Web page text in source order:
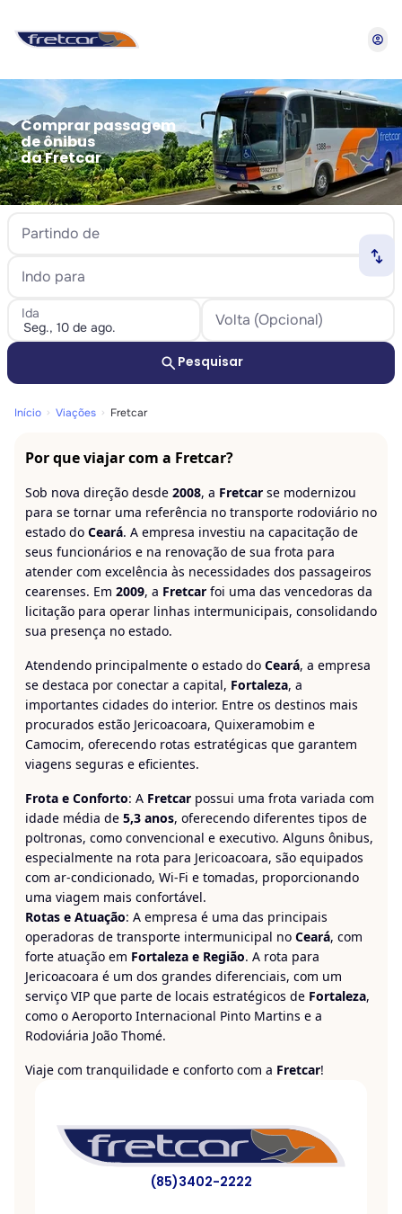
account_circle
Comprar passagem
de ônibus
da Fretcar
Partindo de
Indo para
swap_horiz
Ida Volta (Opcional)
search Pesquisar
Início Viações Fretcar
Por que viajar com a Fretcar?
Sob nova direção desde 2008, a Fretcar se modernizou
para se tornar uma referência no transporte rodoviário no
estado do Ceará. A empresa investiu na capacitação de
seus funcionários e na renovação de sua frota para
atender com excelência às necessidades dos passageiros
cearenses. Em 2009, a Fretcar foi uma das vencedoras da
licitação para operar linhas intermunicipais, consolidando
sua presença no estado.
Atendendo principalmente o estado do Ceará, a empresa
se destaca por conectar a capital, Fortaleza, a
importantes cidades do interior. Entre os destinos mais
procurados estão Jericoacoara, Quixeramobim e
Camocim, oferecendo rotas estratégicas que garantem
viagens seguras e eficientes.
Frota e Conforto: A Fretcar possui uma frota variada com
idade média de 5,3 anos, oferecendo diferentes tipos de
poltronas, como convencional e executivo. Alguns ônibus,
especialmente na rota para Jericoacoara, são equipados
com ar-condicionado, Wi-Fi e tomadas, proporcionando
uma viagem mais confortável.
Rotas e Atuação: A empresa é uma das principais
operadoras de transporte intermunicipal no Ceará, com
forte atuação em Fortaleza e Região. A rota para
Jericoacoara é um dos grandes diferenciais, com um
serviço VIP que parte de locais estratégicos de Fortaleza,
como o Aeroporto Internacional Pinto Martins e a
Rodoviária João Thomé.
Viaje com tranquilidade e conforto com a Fretcar!
(85)3402-2222